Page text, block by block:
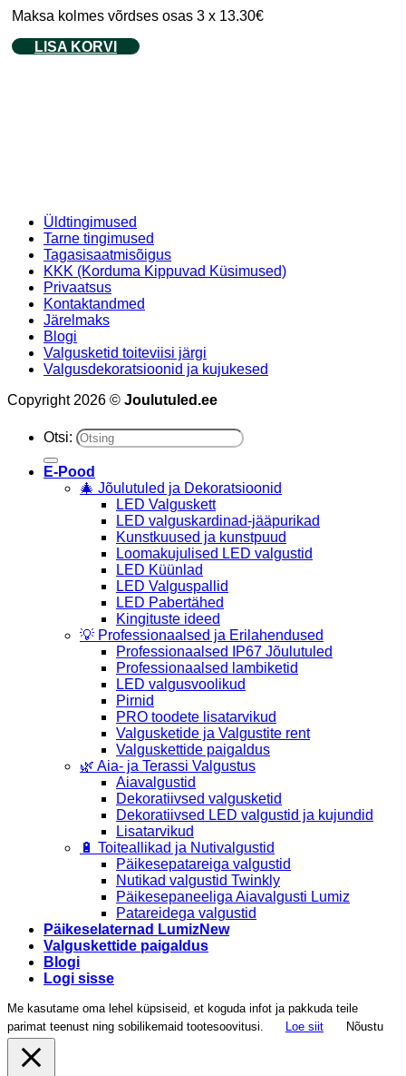
Maksa kolmes võrdses osas 3 x 13.30€
LISA KORVI
Üldtingimused
Tarne tingimused
Tagasisaatmisõigus
KKK (Korduma Kippuvad Küsimused)
Privaatsus
Kontaktandmed
Järelmaks
Blogi
Valgusketid toiteviisi järgi
Valgusdekoratsioonid ja kujukesed
Copyright 2026 © Joulutuled.ee
Otsi:
E-Pood
🎄 Jõulutuled ja Dekoratsioonid
LED Valguskett
LED valguskardinad-jääpurikad
Kunstkuused ja kunstpuud
Loomakujulised LED valgustid
LED Küünlad
LED Valguspallid
LED Pabertähed
Kingituste ideed
💡 Professionaalsed ja Erilahendused
Professionaalsed IP67 Jõulutuled
Professionaalsed lambiketid
LED valgusvoolikud
Pirnid
PRO toodete lisatarvikud
Valgusketide ja Valgustite rent
Valguskettide paigaldus
🌿 Aia- ja Terassi Valgustus
Aiavalgustid
Dekoratiivsed valgusketid
Dekoratiivsed LED valgustid ja kujundid
Lisatarvikud
🔋 Toiteallikad ja Nutivalgustid
Päikesepatareiga valgustid
Nutikad valgustid Twinkly
Päikesepaneeliga Aiavalgusti Lumiz
Patareidega valgustid
Päikeselaternad Lumiz
Valguskettide paigaldus
Blogi
Logi sisse
Me kasutame oma lehel küpsiseid, et koguda infot ja pakkuda teile
parimat teenust ning sobilikemaid tootesoovitusi.
Loe siit Nõustu